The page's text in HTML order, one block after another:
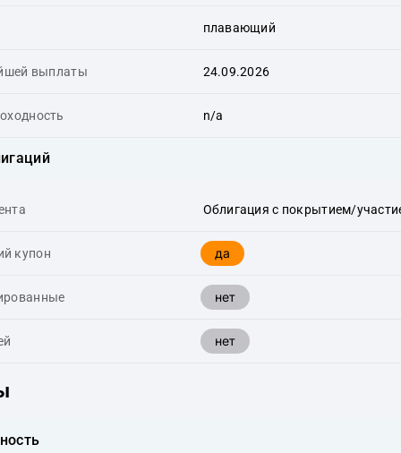
плавающий
выплаты 24.09.2026
n/a
Облигация с покрытием/
купон да
нет
нет